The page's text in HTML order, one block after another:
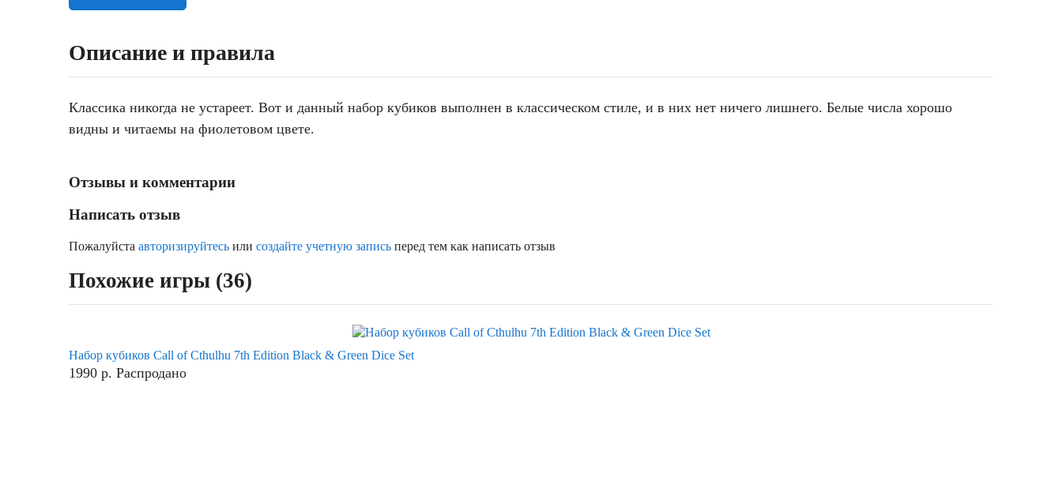
Описание и правила
Классика никогда не устареет. Вот и данный набор кубиков выполнен в классическом стиле, и в них нет ничего лишнего. Белые числа хорошо
видны и читаемы на фиолетовом цвете.
Отзывы и комментарии
Написать отзыв
Пожалуйста авторизируйтесь или создайте учетную запись перед тем как написать отзыв
Похожие игры (36)
Набор кубиков Call of Cthulhu 7th Edition Black & Green Dice Set
1990 р. Распродано